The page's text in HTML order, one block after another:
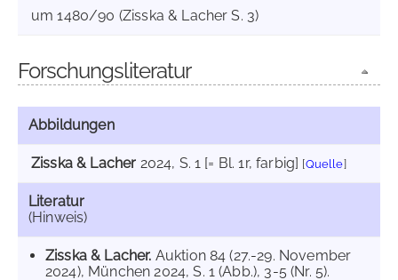
um 1480/90 (Zisska & Lacher S. 3)
Forschungsliteratur
Abbildungen
Zisska & Lacher 2024, S. 1 [= Bl. 1r, farbig] [Quelle]
Literatur
(Hinweis)
Zisska & Lacher. Auktion 84 (27.-29. November
2024), München 2024, S. 1 (Abb.), 3-5 (Nr. 5).